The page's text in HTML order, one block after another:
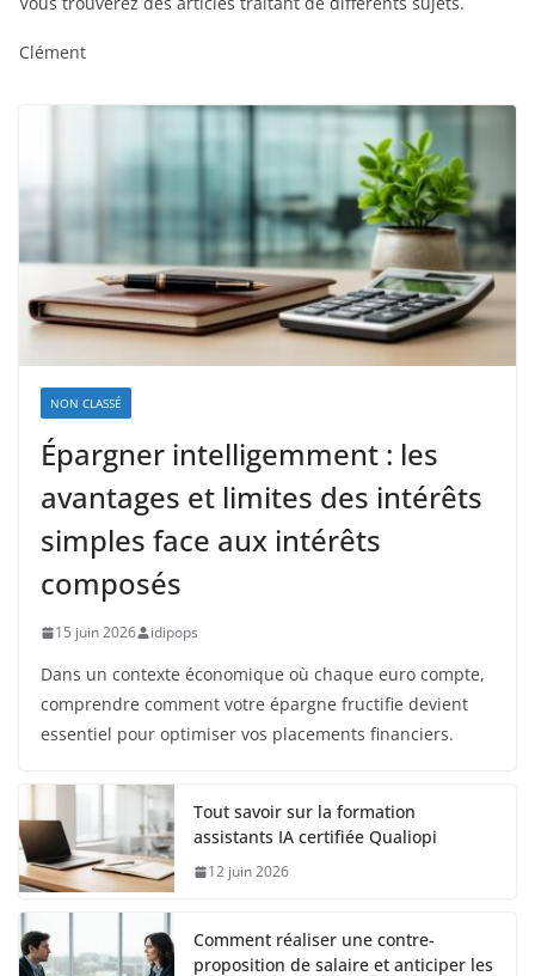
Clément
NON CLASSÉ
Épargner intelligemment : les
avantages et limites des intérêts
simples face aux intérêts
composés
15 juin 2026 idipops
Dans un contexte économique où chaque euro compte,
comprendre comment votre épargne fructifie devient
essentiel pour optimiser vos placements financiers.
Tout savoir sur la formation
assistants IA certifiée Qualiopi
12 juin 2026
Comment réaliser une contre-
proposition de salaire et anticiper les